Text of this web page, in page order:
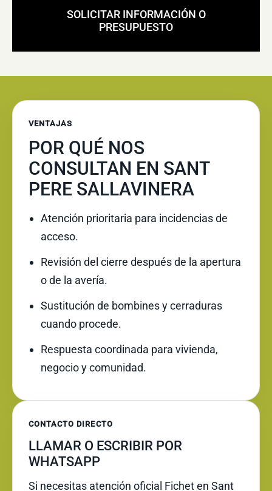
SOLICITAR INFORMACIÓN O
PRESUPUESTO
VENTAJAS
POR QUÉ NOS
CONSULTAN EN SANT
PERE SALLAVINERA
Atención prioritaria para incidencias de
acceso.
Revisión del cierre después de la apertura
o de la avería.
Sustitución de bombines y cerraduras
cuando procede.
Respuesta coordinada para vivienda,
negocio y comunidad.
CONTACTO DIRECTO
LLAMAR O ESCRIBIR POR
WHATSAPP
Si necesitas atención oficial Fichet en Sant